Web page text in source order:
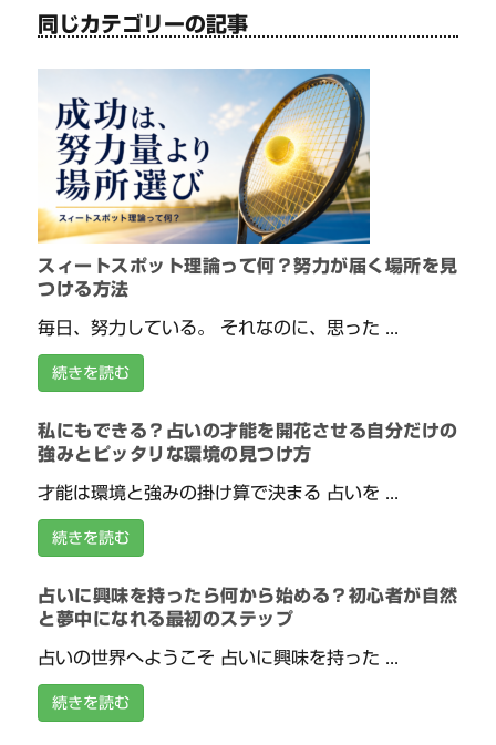
同じカテゴリーの記事
スィートスポット理論って何？努力が届く場所を見
つける方法
毎日、努力している。 それなのに、思った ...
続きを読む
私にもできる？占いの才能を開花させる自分だけの
強みとピッタリな環境の見つけ方
才能は環境と強みの掛け算で決まる 占いを ...
続きを読む
占いに興味を持ったら何から始める？初心者が自然
と夢中になれる最初のステップ
占いの世界へようこそ 占いに興味を持った ...
続きを読む